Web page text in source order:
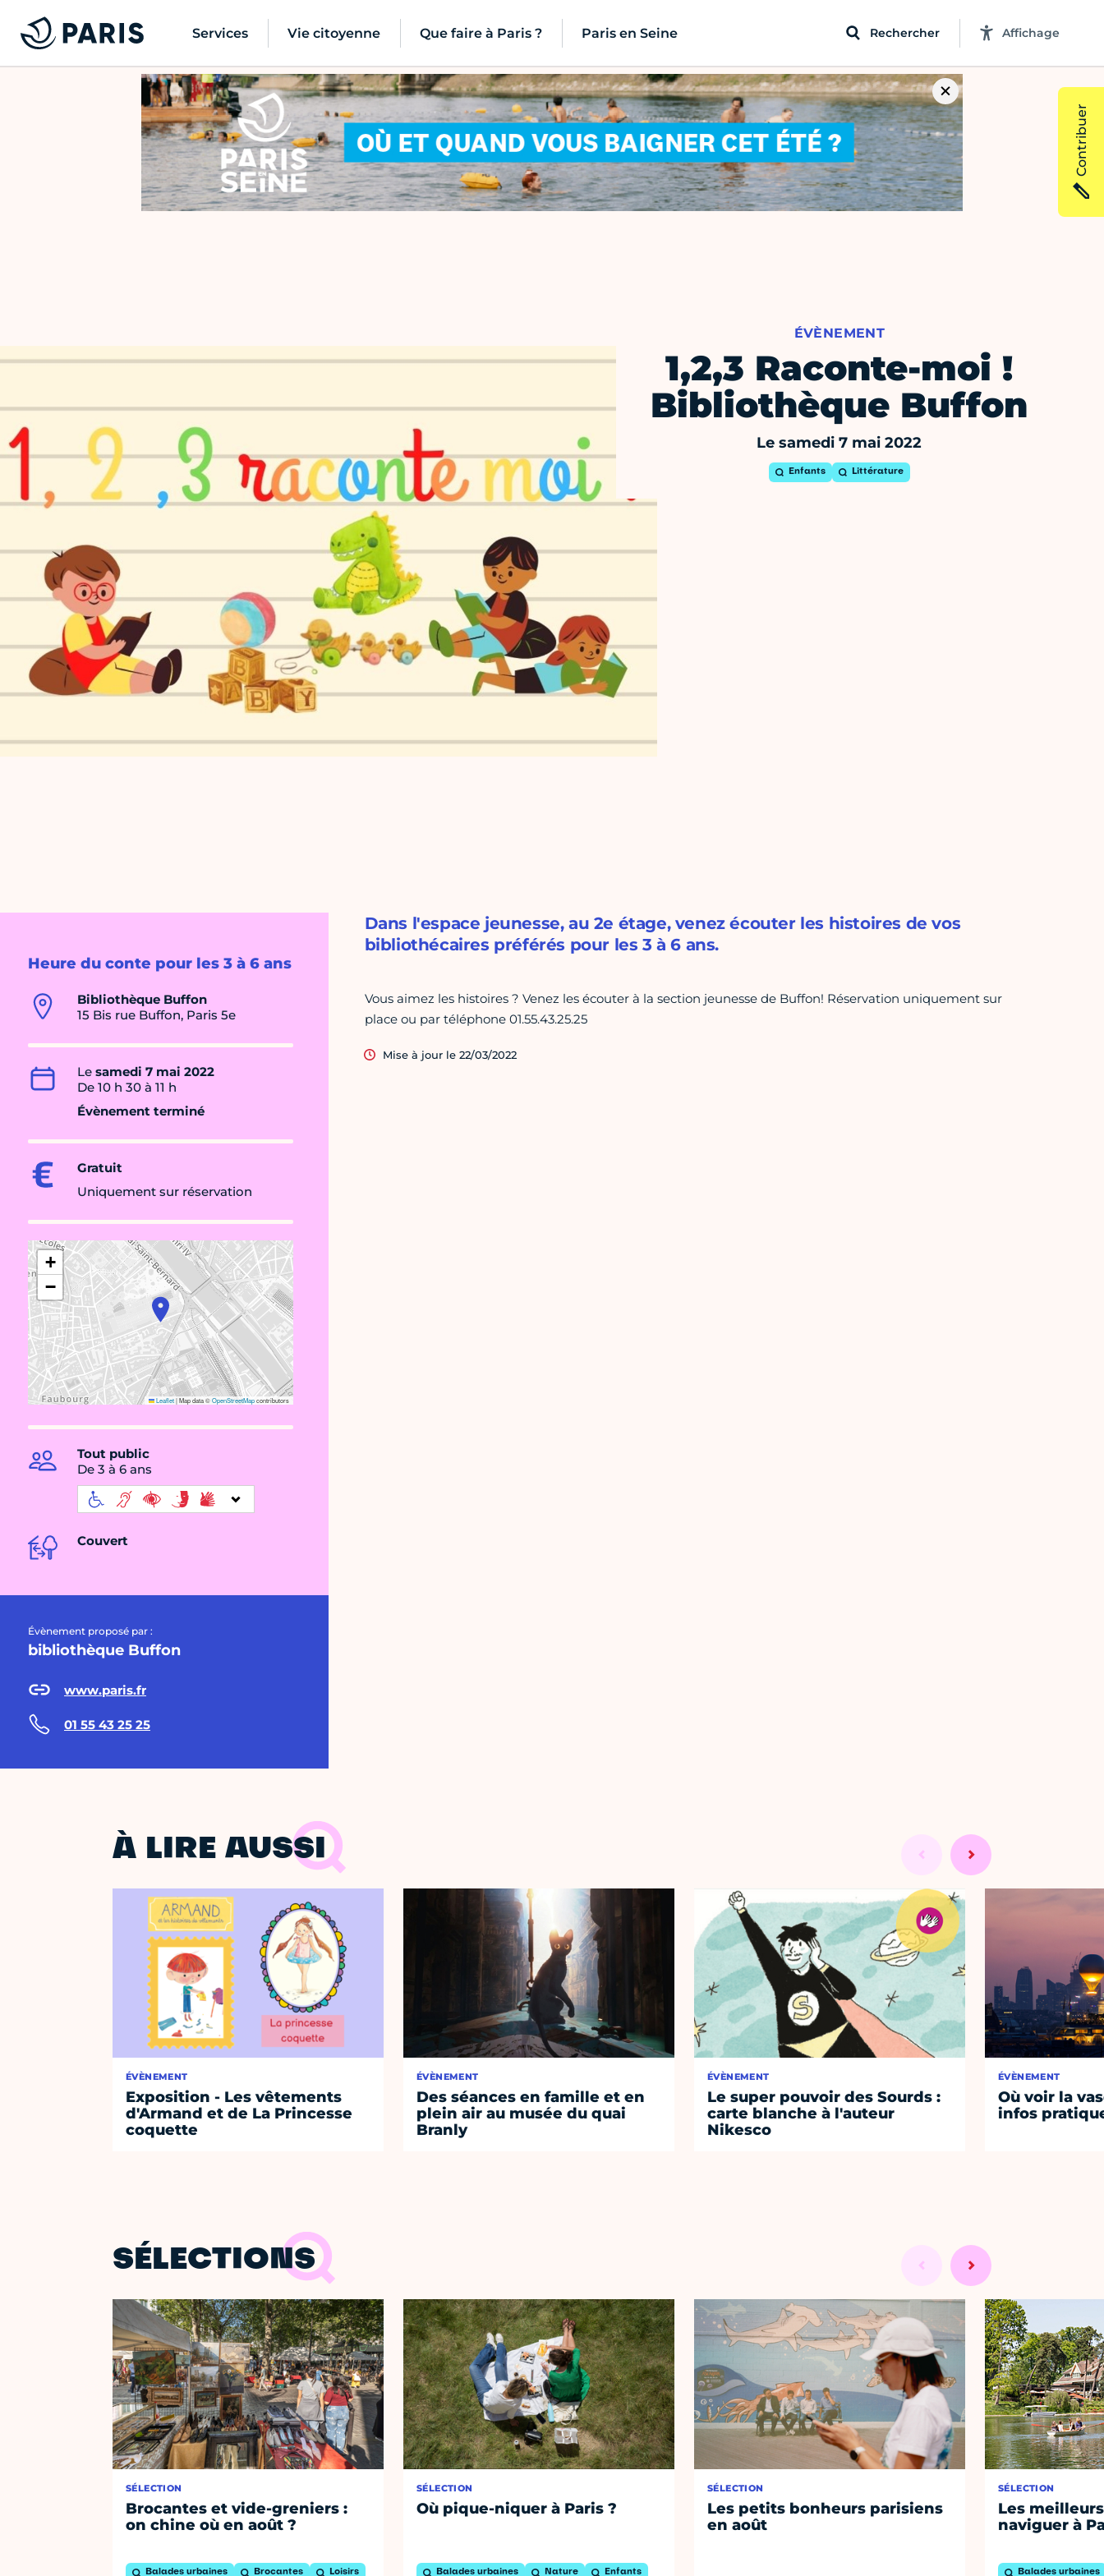
Services Vie citoyenne Que faire à Paris ? Paris en Seine Rechercher Affichage
ÉVÈNEMENT
1,2,3 Raconte-moi !
Bibliothèque Buffon
Le samedi 7 mai 2022
Enfants Littérature
Heure du conte pour les 3 à 6 ans
Bibliothèque Buffon
15 Bis rue Buffon, Paris 5e
Le samedi 7 mai 2022
De 10 h 30 à 11 h
Évènement terminé
Gratuit
Uniquement sur réservation
+
−
Leaflet|Map data ©OpenStreetMapcontributors
Tout public
De 3 à 6 ans
Couvert
Évènement proposé par :
bibliothèque Buffon
www.paris.fr
01 55 43 25 25
Dans l'espace jeunesse, au 2e étage, venez écouter les histoires de vos
bibliothécaires préférés pour les 3 à 6 ans.
Vous aimez les histoires ? Venez les écouter à la section jeunesse de Buffon! Réservation uniquement sur
place ou par téléphone 01.55.43.25.25
Mise à jour le 22/03/2022
À LIRE AUSSI
ÉVÈNEMENT
Exposition - Les vêtements
d'Armand et de La Princesse
coquette
ÉVÈNEMENT
Des séances en famille et en
plein air au musée du quai
Branly
ÉVÈNEMENT
Le super pouvoir des Sourds :
carte blanche à l'auteur
Nikesco
ÉVÈNEMENT
Où voir la
infos
SÉLECTIONS
SÉLECTION
Brocantes et vide-greniers :
on chine où en août ?
Balades urbaines Brocantes Loisirs
SÉLECTION
Où pique-niquer à Paris ?
Balades urbaines Nature Enfants
SÉLECTION
Les petits bonheurs parisiens
en août
SÉLECTION
Les
naviguer à
Balades urbaines
Contribuer